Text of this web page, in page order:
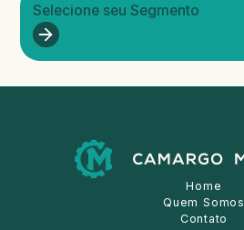
Selecione seu Segmento
Home
Quem Somos
Contato